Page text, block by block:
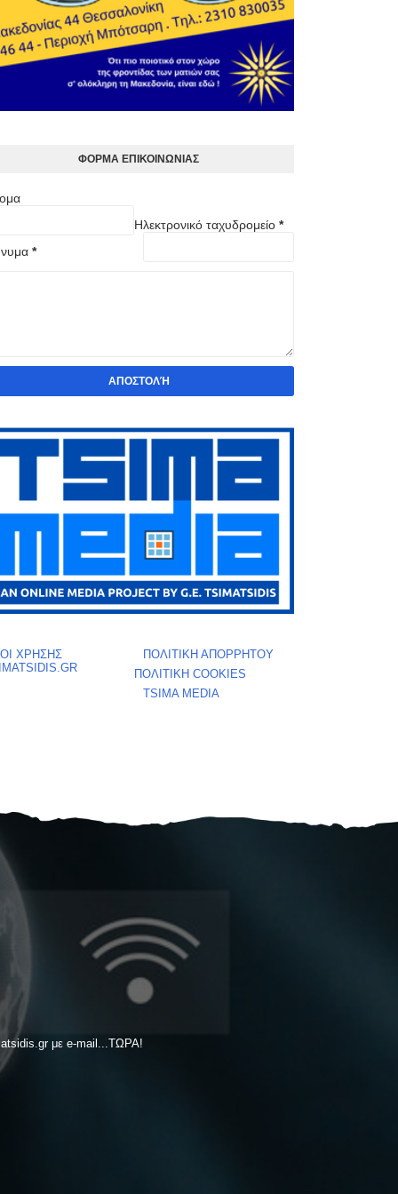
ΦOΡΜΑ ΕΠΙΚΟΙΝΩΝΙΑΣ
Ηλεκτρονικό ταχυδρομείο *
*
ΧΡΗΣΗΣ
ΠΟΛΙΤΙΚΗ ΑΠΟΡΡΗΤΟΥ
ΠΟΛΙΤΙΚΗ COOKIES
TSIMA MEDIA
με e-mail...ΤΩΡΑ!